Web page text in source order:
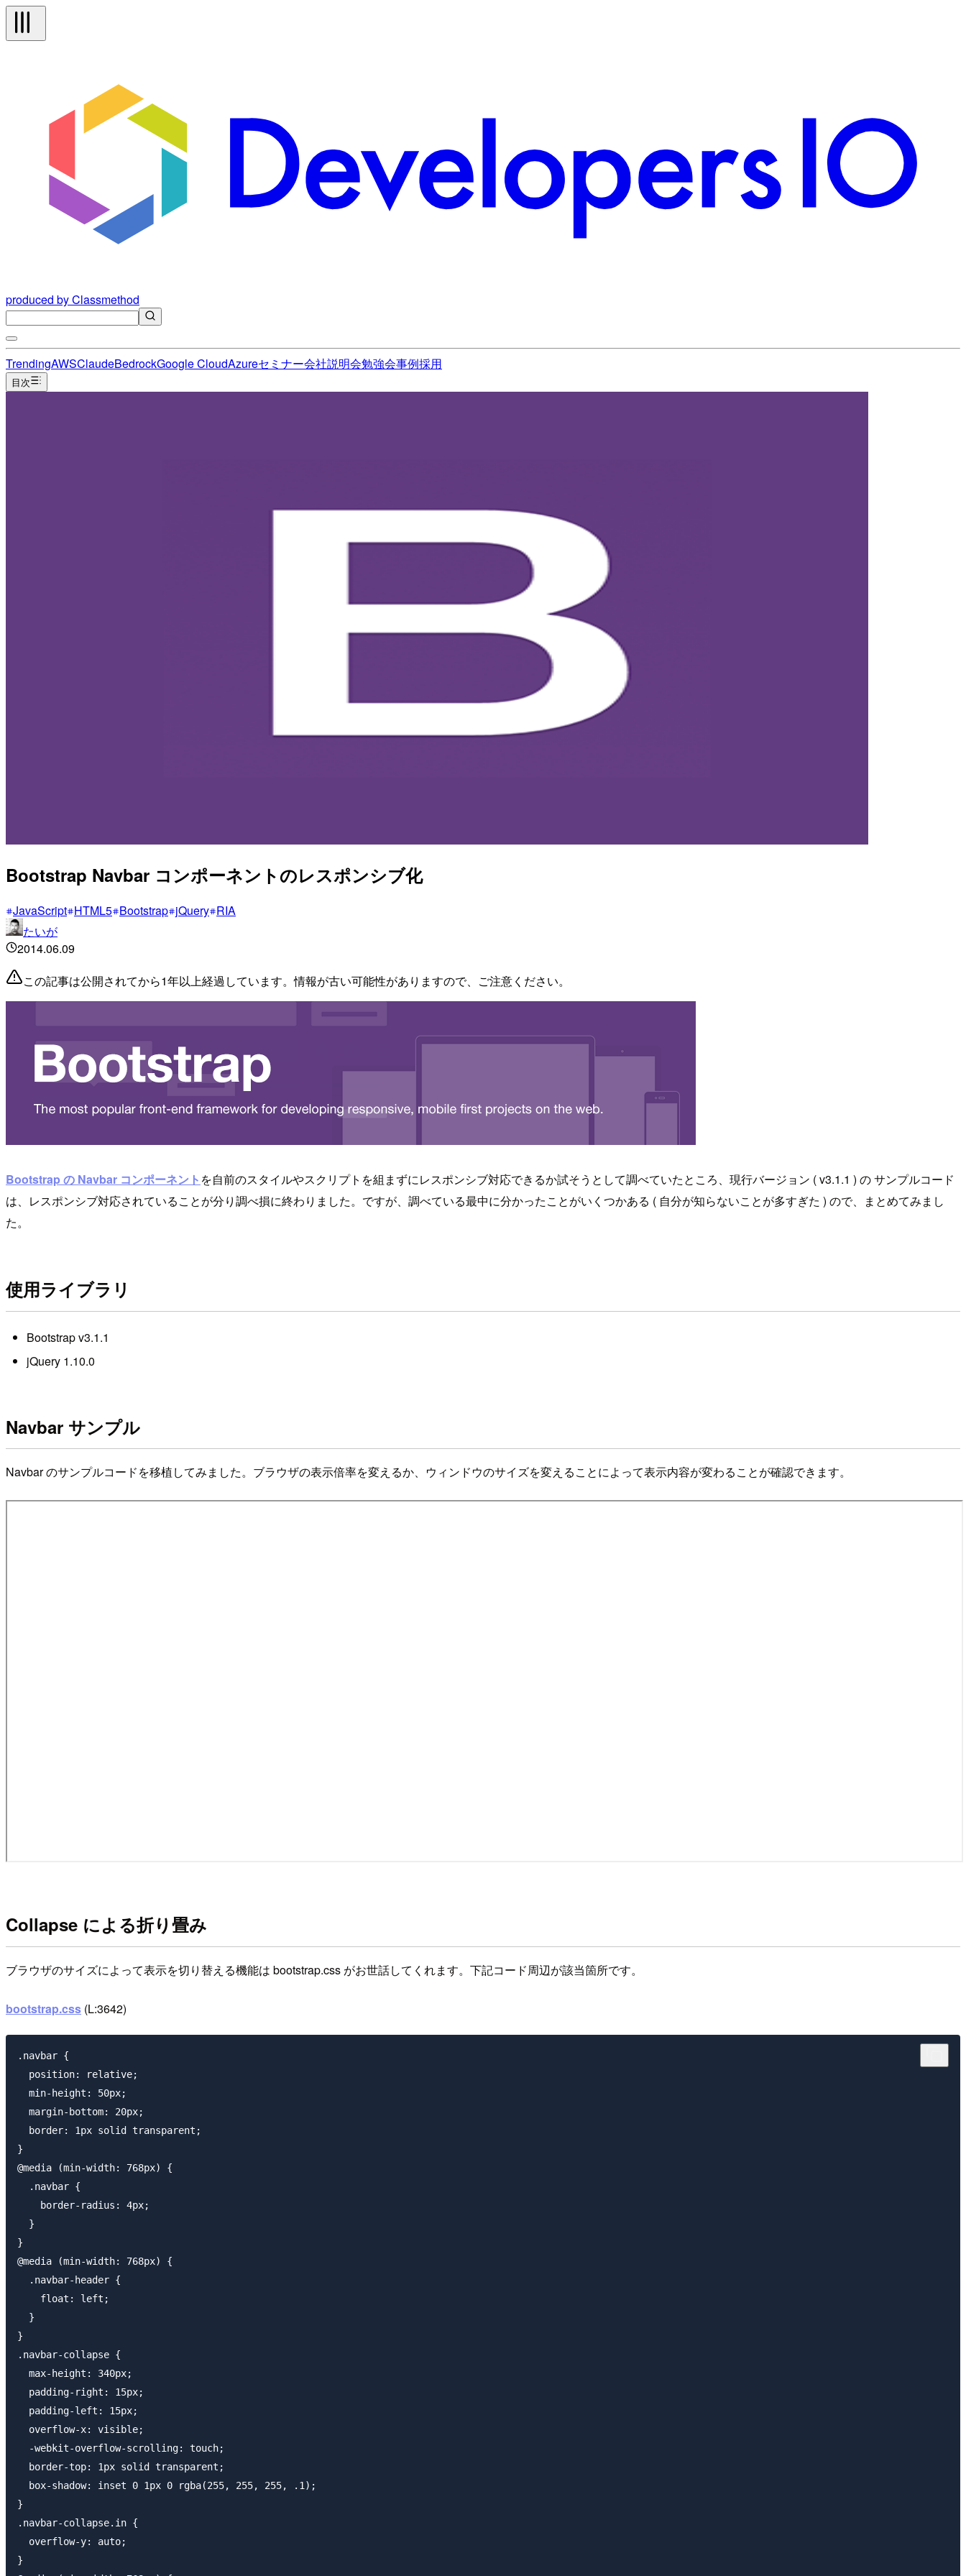
produced by Classmethod
TrendingAWSClaudeBedrockGoogle CloudAzureセミナー会社説明会勉強会事例採用
目次
Bootstrap Navbar コンポーネントのレスポンシブ化
JavaScript HTML5 Bootstrap jQuery RIA
たいが
2014.06.09
この記事は公開されてから1年以上経過しています。情報が古い可能性がありますので、ご注意ください。
Bootstrap の Navbar コンポーネント を自前のスタイルやスクリプトを組まずにレスポンシブ対応できるか試そうとして調べていたところ、現行バージョン ( v3.1.1 ) の サンプルコード
は、レスポンシブ対応されていることが分り調べ損に終わりました。ですが、調べている最中に分かったことがいくつかある ( 自分が知らないことが多すぎた ) ので、まとめてみまし
た。
使用ライブラリ
Bootstrap v3.1.1
jQuery 1.10.0
Navbar サンプル
Navbar のサンプルコードを移植してみました。ブラウザの表示倍率を変えるか、ウィンドウのサイズを変えることによって表示内容が変わることが確認できます。
Collapse による折り畳み
ブラウザのサイズによって表示を切り替える機能は bootstrap.css がお世話してくれます。下記コード周辺が該当箇所です。
bootstrap.css (L:3642)
.navbar {
  position: relative;
  min-height: 50px;
  margin-bottom: 20px;
  border: 1px solid transparent;
}
@media (min-width: 768px) {
  .navbar {
    border-radius: 4px;
  }
}
@media (min-width: 768px) {
  .navbar-header {
    float: left;
  }
}
.navbar-collapse {
  max-height: 340px;
  padding-right: 15px;
  padding-left: 15px;
  overflow-x: visible;
  -webkit-overflow-scrolling: touch;
  border-top: 1px solid transparent;
  box-shadow: inset 0 1px 0 rgba(255, 255, 255, .1);
}
.navbar-collapse.in {
  overflow-y: auto;
}